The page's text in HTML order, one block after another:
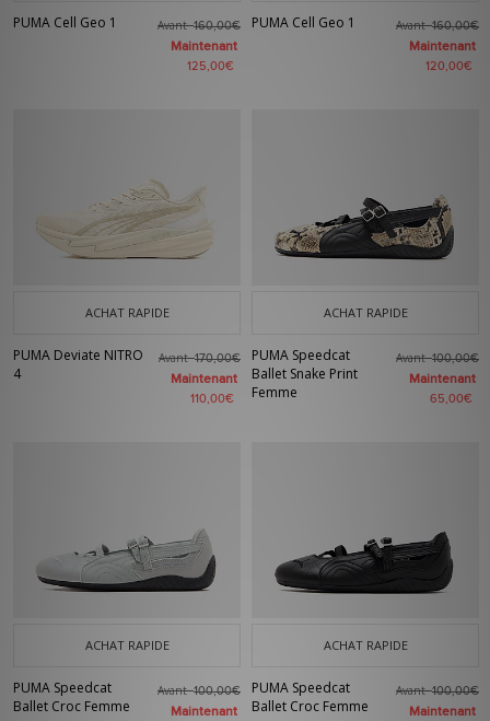
PUMA Cell Geo 1 Avant160,00€
Maintenant
125,00€
PUMA Cell Geo 1 Avant160,00€
Maintenant
120,00€
ACHAT RAPIDE
PUMA Deviate NITRO
4
Avant170,00€
Maintenant
110,00€
ACHAT RAPIDE
PUMA Speedcat
Ballet Snake Print
Femme
Avant100,00€
Maintenant
65,00€
ACHAT RAPIDE
PUMA Speedcat
Ballet Croc Femme
Avant100,00€
Maintenant
ACHAT RAPIDE
PUMA Speedcat
Ballet Croc Femme
Avant100,00€
Maintenant